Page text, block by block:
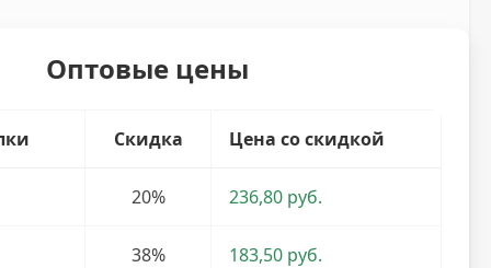
Оптовые цены
Скидка Цена со скидкой
20% 236,80 руб.
38% 183,50 руб.